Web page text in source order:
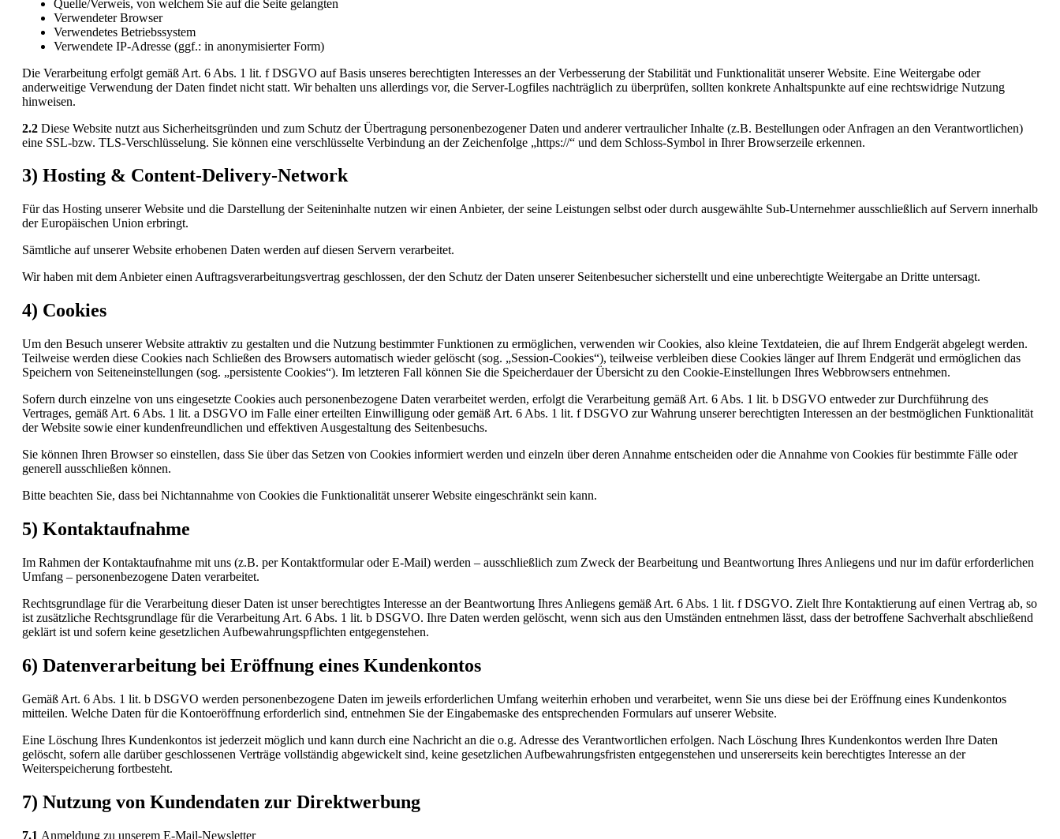
Quelle/Verweis, von welchem Sie auf die Seite gelangten
Verwendeter Browser
Verwendetes Betriebssystem
Verwendete IP-Adresse (ggf.: in anonymisierter Form)
Die Verarbeitung erfolgt gemäß Art. 6 Abs. 1 lit. f DSGVO auf Basis unseres berechtigten Interesses an der Verbesserung der Stabilität und Funktionalität unserer Website. Eine Weitergabe oder
anderweitige Verwendung der Daten findet nicht statt. Wir behalten uns allerdings vor, die Server-Logfiles nachträglich zu überprüfen, sollten konkrete Anhaltspunkte auf eine rechtswidrige Nutzung
hinweisen.
2.2 Diese Website nutzt aus Sicherheitsgründen und zum Schutz der Übertragung personenbezogener Daten und anderer vertraulicher Inhalte (z.B. Bestellungen oder Anfragen an den Verantwortlichen)
eine SSL-bzw. TLS-Verschlüsselung. Sie können eine verschlüsselte Verbindung an der Zeichenfolge „https://“ und dem Schloss-Symbol in Ihrer Browserzeile erkennen.
3) Hosting & Content-Delivery-Network
Für das Hosting unserer Website und die Darstellung der Seiteninhalte nutzen wir einen Anbieter, der seine Leistungen selbst oder durch ausgewählte Sub-Unternehmer ausschließlich auf Servern innerhalb
der Europäischen Union erbringt.
Sämtliche auf unserer Website erhobenen Daten werden auf diesen Servern verarbeitet.
Wir haben mit dem Anbieter einen Auftragsverarbeitungsvertrag geschlossen, der den Schutz der Daten unserer Seitenbesucher sicherstellt und eine unberechtigte Weitergabe an Dritte untersagt.
4) Cookies
Um den Besuch unserer Website attraktiv zu gestalten und die Nutzung bestimmter Funktionen zu ermöglichen, verwenden wir Cookies, also kleine Textdateien, die auf Ihrem Endgerät abgelegt werden.
Teilweise werden diese Cookies nach Schließen des Browsers automatisch wieder gelöscht (sog. „Session-Cookies“), teilweise verbleiben diese Cookies länger auf Ihrem Endgerät und ermöglichen das
Speichern von Seiteneinstellungen (sog. „persistente Cookies“). Im letzteren Fall können Sie die Speicherdauer der Übersicht zu den Cookie-Einstellungen Ihres Webbrowsers entnehmen.
Sofern durch einzelne von uns eingesetzte Cookies auch personenbezogene Daten verarbeitet werden, erfolgt die Verarbeitung gemäß Art. 6 Abs. 1 lit. b DSGVO entweder zur Durchführung des
Vertrages, gemäß Art. 6 Abs. 1 lit. a DSGVO im Falle einer erteilten Einwilligung oder gemäß Art. 6 Abs. 1 lit. f DSGVO zur Wahrung unserer berechtigten Interessen an der bestmöglichen Funktionalität
der Website sowie einer kundenfreundlichen und effektiven Ausgestaltung des Seitenbesuchs.
Sie können Ihren Browser so einstellen, dass Sie über das Setzen von Cookies informiert werden und einzeln über deren Annahme entscheiden oder die Annahme von Cookies für bestimmte Fälle oder
generell ausschließen können.
Bitte beachten Sie, dass bei Nichtannahme von Cookies die Funktionalität unserer Website eingeschränkt sein kann.
5) Kontaktaufnahme
Im Rahmen der Kontaktaufnahme mit uns (z.B. per Kontaktformular oder E-Mail) werden – ausschließlich zum Zweck der Bearbeitung und Beantwortung Ihres Anliegens und nur im dafür erforderlichen
Umfang – personenbezogene Daten verarbeitet.
Rechtsgrundlage für die Verarbeitung dieser Daten ist unser berechtigtes Interesse an der Beantwortung Ihres Anliegens gemäß Art. 6 Abs. 1 lit. f DSGVO. Zielt Ihre Kontaktierung auf einen Vertrag ab, so
ist zusätzliche Rechtsgrundlage für die Verarbeitung Art. 6 Abs. 1 lit. b DSGVO. Ihre Daten werden gelöscht, wenn sich aus den Umständen entnehmen lässt, dass der betroffene Sachverhalt abschließend
geklärt ist und sofern keine gesetzlichen Aufbewahrungspflichten entgegenstehen.
6) Datenverarbeitung bei Eröffnung eines Kundenkontos
Gemäß Art. 6 Abs. 1 lit. b DSGVO werden personenbezogene Daten im jeweils erforderlichen Umfang weiterhin erhoben und verarbeitet, wenn Sie uns diese bei der Eröffnung eines Kundenkontos
mitteilen. Welche Daten für die Kontoeröffnung erforderlich sind, entnehmen Sie der Eingabemaske des entsprechenden Formulars auf unserer Website.
Eine Löschung Ihres Kundenkontos ist jederzeit möglich und kann durch eine Nachricht an die o.g. Adresse des Verantwortlichen erfolgen. Nach Löschung Ihres Kundenkontos werden Ihre Daten
gelöscht, sofern alle darüber geschlossenen Verträge vollständig abgewickelt sind, keine gesetzlichen Aufbewahrungsfristen entgegenstehen und unsererseits kein berechtigtes Interesse an der
Weiterspeicherung fortbesteht.
7) Nutzung von Kundendaten zur Direktwerbung
7.1 Anmeldung zu unserem E-Mail-Newsletter